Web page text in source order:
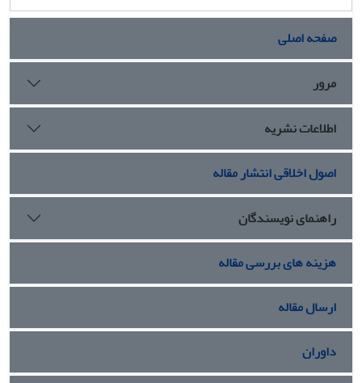
صفحه اصلی
مرور
اطلاعات نشریه
اصول اخلاقی انتشار مقاله
راهنمای نویسندگان
هزینه های بررسی مقاله
ارسال مقاله
داوران